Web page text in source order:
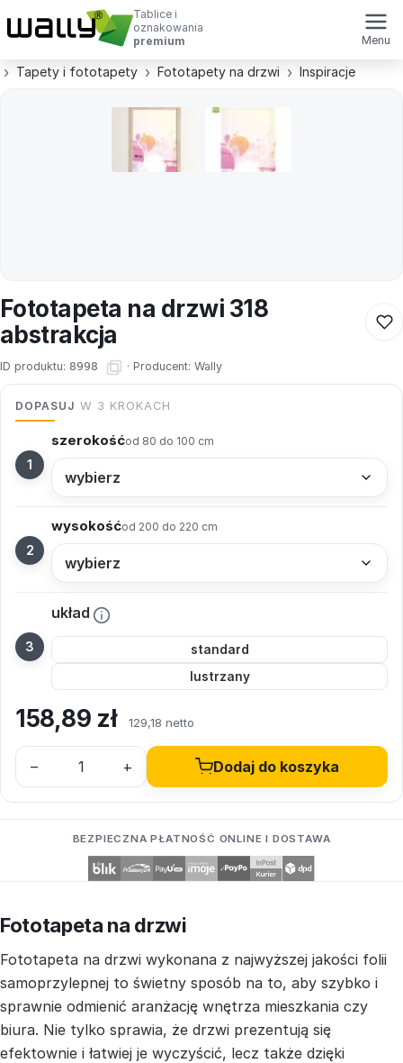
Tablice i
oznakowania
premium
Menu
Tapety i fototapety Fototapety na drzwi Inspiracje
Fototapeta na drzwi 318
abstrakcja
ID produktu: 8998 · Producent: Wally
DOPASUJ W 3 KROKACH
szerokośćod 80 do 100 cm
wysokośćod 200 do 220 cm
układ
standard
lustrzany
158,89 zł 129,18 netto
– + Dodaj do koszyka
BEZPIECZNA PŁATNOŚĆ ONLINE I DOSTAWA
Fototapeta na drzwi
Fototapeta na drzwi wykonana z najwyższej jakości folii
samoprzylepnej to świetny sposób na to, aby szybko i
sprawnie odmienić aranżację wnętrza mieszkania czy
biura. Nie tylko sprawia, że drzwi prezentują się
efektownie i łatwiej je wyczyścić, lecz także dzięki